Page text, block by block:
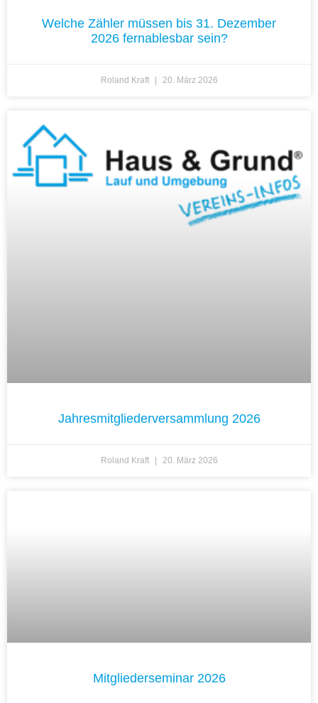
Welche Zähler müssen bis 31. Dezember
2026 fernablesbar sein?
Roland Kraft 20. März 2026
Jahresmitgliederversammlung 2026
Roland Kraft 20. März 2026
Mitgliederseminar 2026